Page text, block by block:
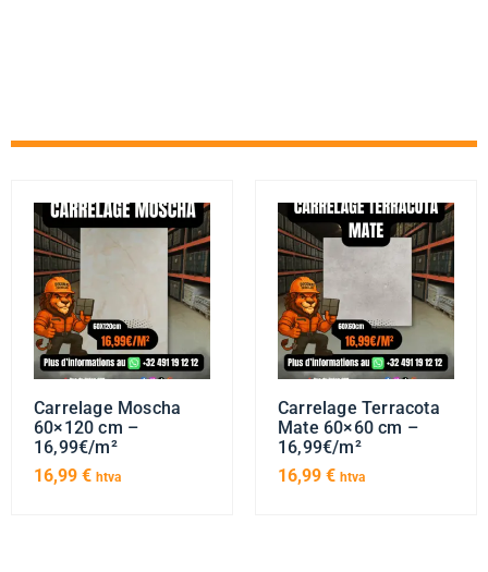
Carrelage Moscha
60×120 cm –
16,99€/m²
16,99 € htva
Carrelage Terracota
Mate 60×60 cm –
16,99€/m²
16,99 € htva